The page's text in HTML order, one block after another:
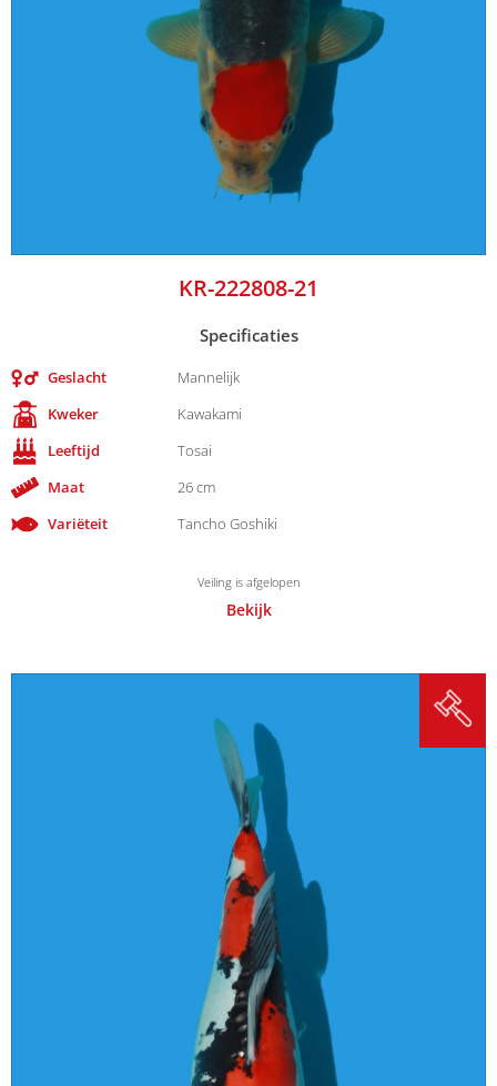
KR-222808-21
Specificaties
Geslacht
Mannelijk
Kweker
Kawakami
Leeftijd
Tosai
Maat
26 cm
Variëteit
Tancho Goshiki
Veiling is afgelopen
Bekijk